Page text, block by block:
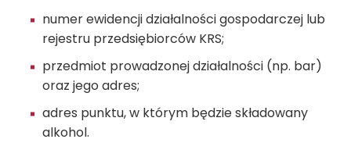
numer ewidencji działalności gospodarczej lub
rejestru przedsiębiorców KRS;
przedmiot prowadzonej działalności (np. bar)
oraz jego adres;
adres punktu, w którym będzie składowany
alkohol.